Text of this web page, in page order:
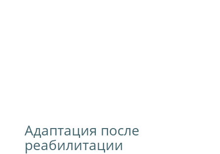
Адаптация после
реабилитации